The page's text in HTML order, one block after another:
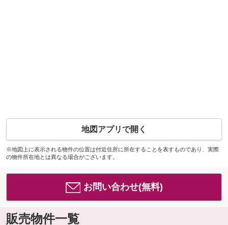
地図アプリで開く
※地図上に表示される物件の位置は付近住所に所在することを表すものであり、実際
の物件所在地とは異なる場合がございます。
お問い合わせ(無料)
販売物件一覧